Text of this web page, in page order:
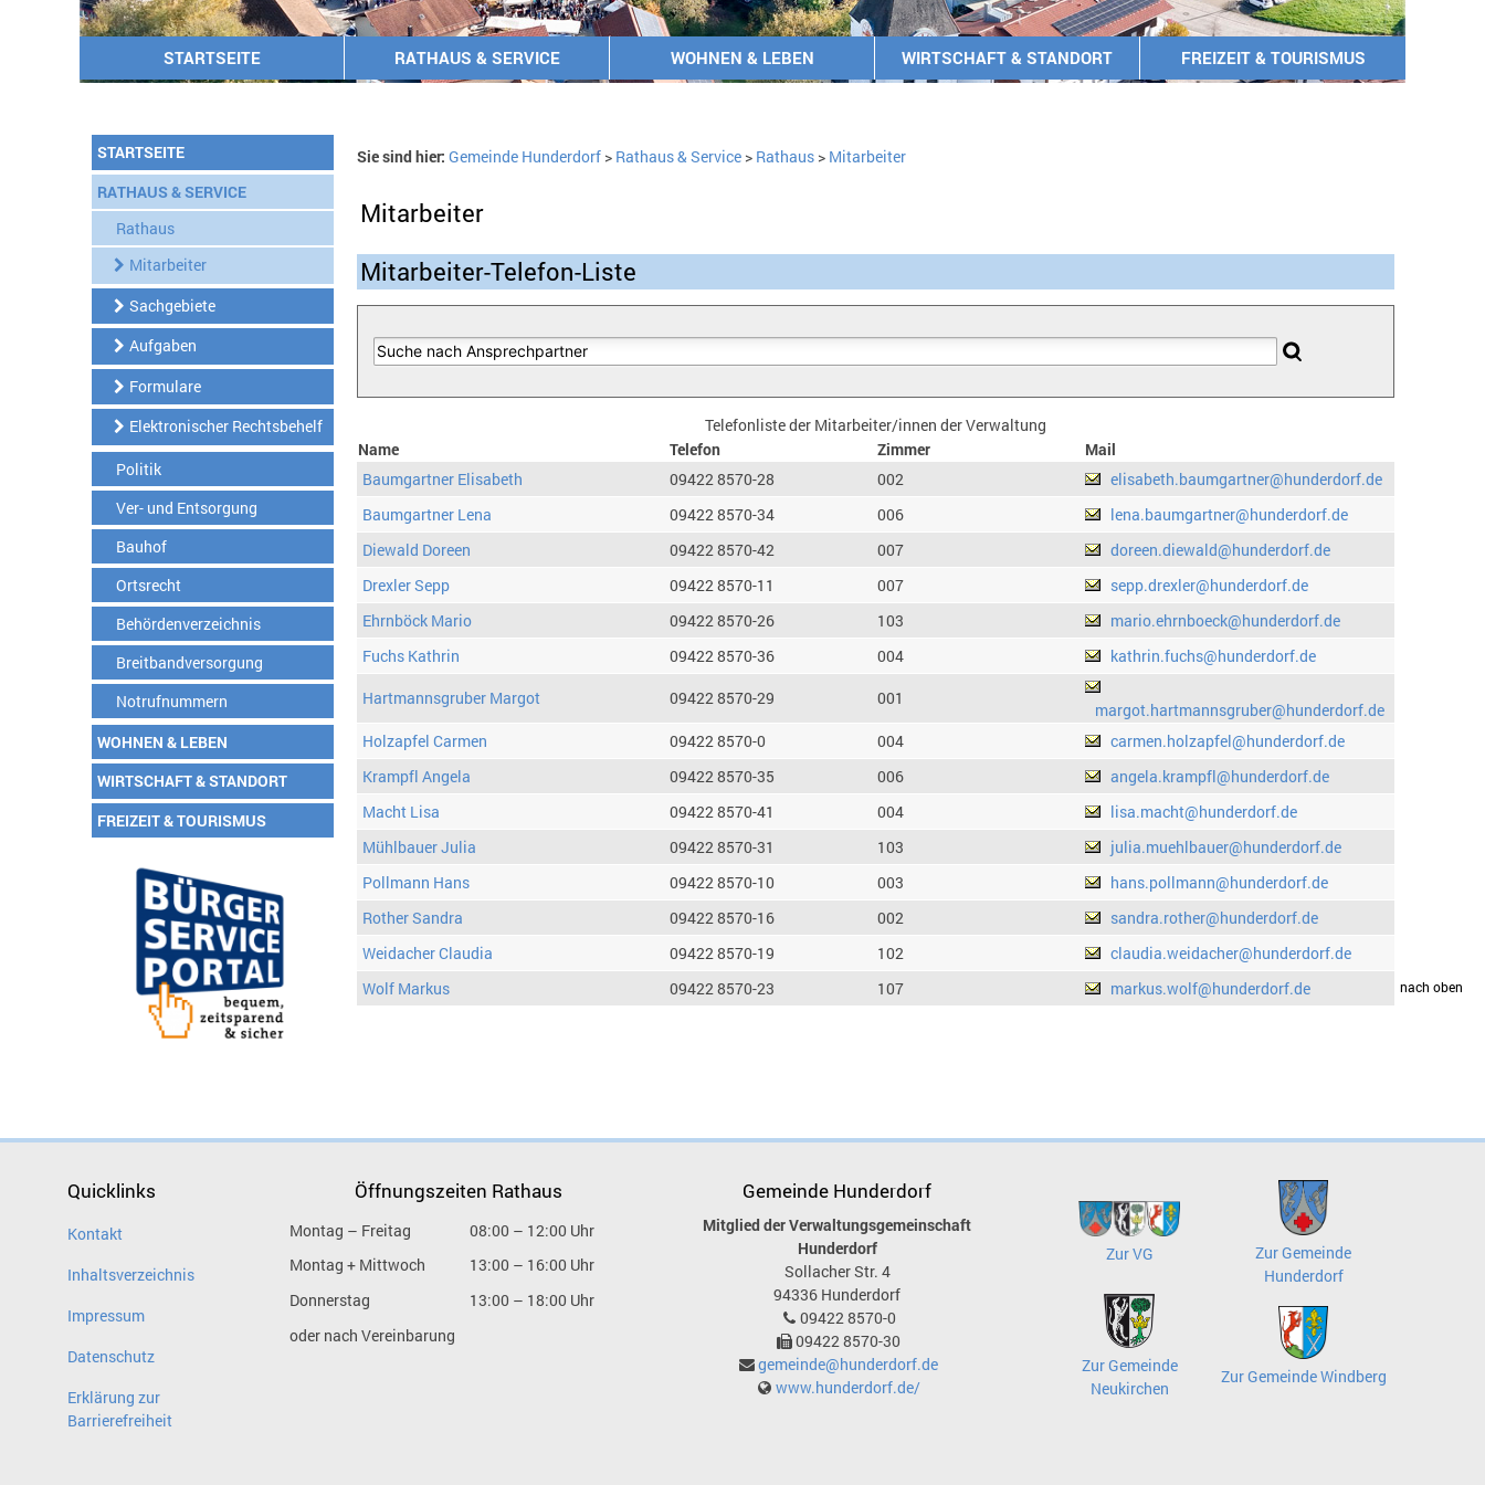
STARTSEITE RATHAUS & SERVICE WOHNEN & LEBEN WIRTSCHAFT & STANDORT FREIZEIT & TOURISMUS
STARTSEITE
RATHAUS & SERVICE
Rathaus
Mitarbeiter
Sachgebiete
Aufgaben
Formulare
Elektronischer Rechtsbehelf
Politik
Ver- und Entsorgung
Bauhof
Ortsrecht
Behördenverzeichnis
Breitbandversorgung
Notrufnummern
WOHNEN & LEBEN
WIRTSCHAFT & STANDORT
FREIZEIT & TOURISMUS
Sie sind hier: Gemeinde Hunderdorf> Rathaus & Service> Rathaus> Mitarbeiter
Mitarbeiter
Mitarbeiter-Telefon-Liste
Telefonliste der Mitarbeiter/innen der Verwaltung
Name
Telefon Zimmer
Mail
Baumgartner Elisabeth
09422 8570-28 002
elisabeth.baumgartner@hunderdorf.de
Baumgartner Lena
09422 8570-34 006
lena.baumgartner@hunderdorf.de
Diewald Doreen
09422 8570-42 007
doreen.diewald@hunderdorf.de
Drexler Sepp
09422 8570-11 007
sepp.drexler@hunderdorf.de
Ehrnböck Mario
09422 8570-26 103
mario.ehrnboeck@hunderdorf.de
Fuchs Kathrin
09422 8570-36 004
kathrin.fuchs@hunderdorf.de
Hartmannsgruber Margot
09422 8570-29 001
margot.hartmannsgruber@hunderdorf.de
Holzapfel Carmen
09422 8570-0 004
carmen.holzapfel@hunderdorf.de
Krampfl Angela
09422 8570-35 006
angela.krampfl@hunderdorf.de
Macht Lisa
09422 8570-41 004
lisa.macht@hunderdorf.de
Mühlbauer Julia
09422 8570-31 103
julia.muehlbauer@hunderdorf.de
Pollmann Hans
09422 8570-10 003
hans.pollmann@hunderdorf.de
Rother Sandra
09422 8570-16 002
sandra.rother@hunderdorf.de
Weidacher Claudia
09422 8570-19 102
claudia.weidacher@hunderdorf.de
Wolf Markus
09422 8570-23 107 markus.wolf@hunderdorf.dedrucken nach oben
Quicklinks
Kontakt
Inhaltsverzeichnis
Impressum
Datenschutz
Erklärung zur
Barrierefreiheit
Öffnungszeiten Rathaus
Montag – Freitag
08:00 – 12:00 Uhr
Montag + Mittwoch
13:00 – 16:00 Uhr
Donnerstag
13:00 – 18:00 Uhr
oder nach Vereinbarung
Gemeinde Hunderdorf
Mitglied der Verwaltungsgemeinschaft
Hunderdorf
Sollacher Str. 4
94336 Hunderdorf
09422 8570-0
09422 8570-30
gemeinde@hunderdorf.de
www.hunderdorf.de/
Zur VG
Zur Gemeinde
Hunderdorf
Zur Gemeinde
Neukirchen
Zur Gemeinde Windberg